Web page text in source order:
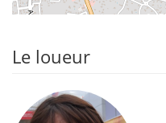
Le loueur